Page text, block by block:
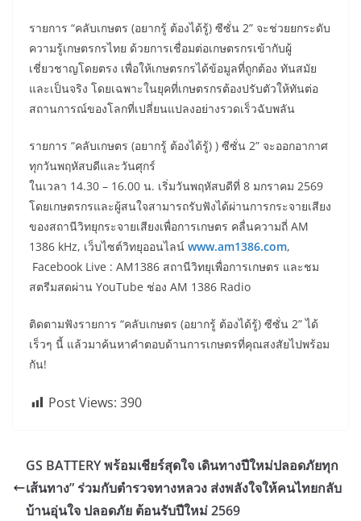
รายการ “คลับเกษตร (อยากรู้ ต้องได้รู้) ซีซั่น 2” จะช่วยยกระดับ
ความรู้เกษตรกรไทย ด้วยการเชื่อมต่อเกษตรกรเข้ากับผู้
เชี่ยวชาญโดยตรง เพื่อให้เกษตรกรได้ข้อมูลที่ถูกต้อง ทันสมัย
และเป็นจริง โดยเฉพาะในยุคที่เกษตรกรต้องปรับตัวให้ทันต่อ
สถานการณ์ของโลกที่เปลี่ยนแปลงอย่างรวดเร็วฉับพลัน
รายการ “คลับเกษตร (อยากรู้ ต้องได้รู้) ) ซีซั่น 2” จะออกอากาศ
ทุกวันพฤหัสบดีและวันศุกร์
ในเวลา 14.30 – 16.00 น. เริ่มวันพฤหัสบดีที่ 8 มกราคม 2569
โดยเกษตรกรและผู้สนใจสามารถรับฟังได้ผ่านการกระจายเสียง
ของสถานีวิทยุกระจายเสียงเพื่อการเกษตร คลื่นความถี่ AM
1386 kHz, เว็บไซต์วิทยุออนไลน์ www.am1386.com,
Facebook Live : AM1386 สถานีวิทยุเพื่อการเกษตร และชม
สตรีมสดผ่าน YouTube ช่อง AM 1386 Radio
ติดตามฟังรายการ “คลับเกษตร (อยากรู้ ต้องได้รู้) ซีซั่น 2” ได้
เร็วๆ นี้ แล้วมาค้นหาคำตอบด้านการเกษตรที่คุณสงสัยไปพร้อม
กัน!
Post Views: 390
GS BATTERY พร้อมเชียร์สุดใจ เดินทางปีใหม่ปลอดภัยทุก
เส้นทาง” ร่วมกับตำรวจทางหลวง ส่งพลังใจให้คนไทยกลับ
บ้านอุ่นใจ ปลอดภัย ต้อนรับปีใหม่ 2569